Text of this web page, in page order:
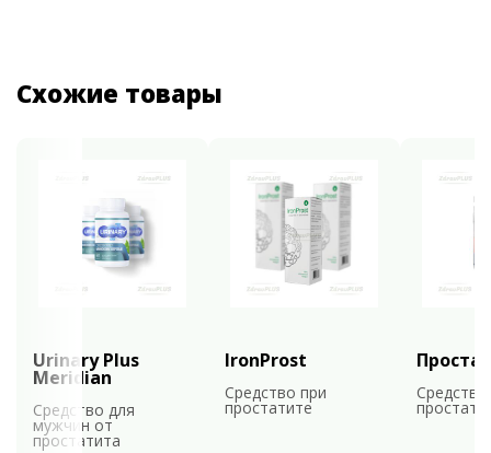
Схожие товары
Urinary Plus
Meridian
Средство для
мужчин от
простатита
IronProst
Средство при
простатите